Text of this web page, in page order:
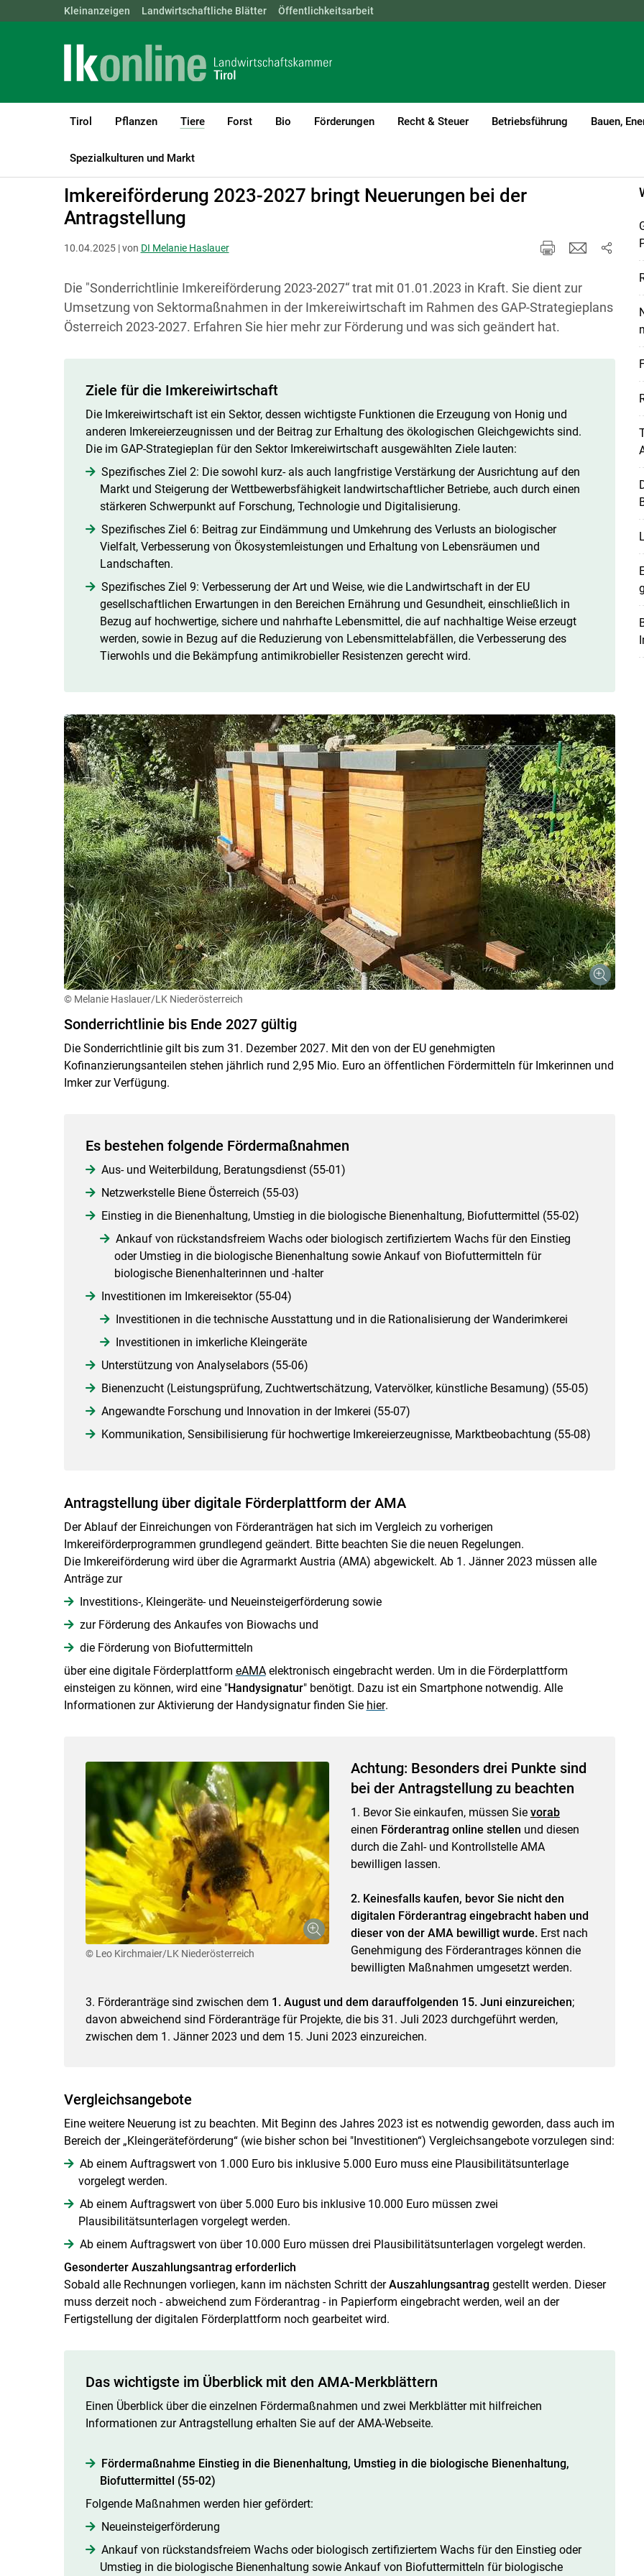
Skip to main content
Landwirtschaftskammern: ÖSTERREICH BGLD KTN NÖ OÖ
Kleinanzeigen Landwirtschaftliche Blätter Öffentlichkeitsarbeit
Tirol Pflanzen Tiere
(current)1
Forst Bio Förderungen Recht & Steuer Betriebsführung Bauen,
Spezialkulturen und Markt
LK Tirol Tiere Bienen
Imkereiförderung 2023-2027 bringt Neuerungen bei der
Antragstellung
10.04.2025 | von DI Melanie Haslauer
Die "Sonderrichtlinie Imkereiförderung 2023-2027“ trat mit 01.01.2023 in Kraft. Sie dient zur
Umsetzung von Sektormaßnahmen in der Imkereiwirtschaft im Rahmen des GAP-Strategieplans
Österreich 2023-2027. Erfahren Sie hier mehr zur Förderung und was sich geändert hat.
Ziele für die Imkereiwirtschaft
Die Imkereiwirtschaft ist ein Sektor, dessen wichtigste Funktionen die Erzeugung von Honig und
anderen Imkereierzeugnissen und der Beitrag zur Erhaltung des ökologischen Gleichgewichts sind.
Die im GAP-Strategieplan für den Sektor Imkereiwirtschaft ausgewählten Ziele lauten:
Spezifisches Ziel 2: Die sowohl kurz- als auch langfristige Verstärkung der Ausrichtung auf den
Markt und Steigerung der Wettbewerbsfähigkeit landwirtschaftlicher Betriebe, auch durch einen
stärkeren Schwerpunkt auf Forschung, Technologie und Digitalisierung.
Spezifisches Ziel 6: Beitrag zur Eindämmung und Umkehrung des Verlusts an biologischer
Vielfalt, Verbesserung von Ökosystemleistungen und Erhaltung von Lebensräumen und
Landschaften.
Spezifisches Ziel 9: Verbesserung der Art und Weise, wie die Landwirtschaft in der EU
gesellschaftlichen Erwartungen in den Bereichen Ernährung und Gesundheit, einschließlich in
Bezug auf hochwertige, sichere und nahrhafte Lebensmittel, die auf nachhaltige Weise erzeugt
werden, sowie in Bezug auf die Reduzierung von Lebensmittelabfällen, die Verbesserung des
Tierwohls und die Bekämpfung antimikrobieller Resistenzen gerecht wird.
© Melanie Haslauer/LK Niederösterreich
Sonderrichtlinie bis Ende 2027 gültig
Die Sonderrichtlinie gilt bis zum 31. Dezember 2027. Mit den von der EU genehmigten
Kofinanzierungsanteilen stehen jährlich rund 2,95 Mio. Euro an öffentlichen Fördermitteln für Imkerinnen und
Imker zur Verfügung.
Es bestehen folgende Fördermaßnahmen
Aus- und Weiterbildung, Beratungsdienst (55-01)
Netzwerkstelle Biene Österreich (55-03)
Einstieg in die Bienenhaltung, Umstieg in die biologische Bienenhaltung, Biofuttermittel (55-02)
Ankauf von rückstandsfreiem Wachs oder biologisch zertifiziertem Wachs für den Einstieg
oder Umstieg in die biologische Bienenhaltung sowie Ankauf von Biofuttermitteln für
biologische Bienenhalterinnen und -halter
Investitionen im Imkereisektor (55-04)
Investitionen in die technische Ausstattung und in die Rationalisierung der Wanderimkerei
Investitionen in imkerliche Kleingeräte
Unterstützung von Analyselabors (55-06)
Bienenzucht (Leistungsprüfung, Zuchtwertschätzung, Vatervölker, künstliche Besamung) (55-05)
Angewandte Forschung und Innovation in der Imkerei (55-07)
Kommunikation, Sensibilisierung für hochwertige Imkereierzeugnisse, Marktbeobachtung (55-08)
Antragstellung über digitale Förderplattform der AMA
Der Ablauf der Einreichungen von Förderanträgen hat sich im Vergleich zu vorherigen
Imkereiförderprogrammen grundlegend geändert. Bitte beachten Sie die neuen Regelungen.
Die Imkereiförderung wird über die Agrarmarkt Austria (AMA) abgewickelt. Ab 1. Jänner 2023 müssen alle
Anträge zur
Investitions-, Kleingeräte- und Neueinsteigerförderung sowie
zur Förderung des Ankaufes von Biowachs und
die Förderung von Biofuttermitteln
über eine digitale Förderplattform eAMAelektronisch eingebracht werden. Um in die Förderplattform
einsteigen zu können, wird eine "Handysignatur" benötigt. Dazu ist ein Smartphone notwendig. Alle
Informationen zur Aktivierung der Handysignatur finden Sie hier.
© Leo Kirchmaier/LK Niederösterreich
Achtung: Besonders drei Punkte sind
bei der Antragstellung zu beachten
1. Bevor Sie einkaufen, müssen Sie vorab
einen Förderantrag online stellen und diesen
durch die Zahl- und Kontrollstelle AMA
bewilligen lassen.
2. Keinesfalls kaufen, bevor Sie nicht den
digitalen Förderantrag eingebracht haben und
dieser von der AMA bewilligt wurde. Erst nach
Genehmigung des Förderantrages können die
bewilligten Maßnahmen umgesetzt werden.
3. Förderanträge sind zwischen dem 1. August und dem darauffolgenden 15. Juni einzureichen;
davon abweichend sind Förderanträge für Projekte, die bis 31. Juli 2023 durchgeführt werden,
zwischen dem 1. Jänner 2023 und dem 15. Juni 2023 einzureichen.
Vergleichsangebote
Eine weitere Neuerung ist zu beachten. Mit Beginn des Jahres 2023 ist es notwendig geworden, dass auch im
Bereich der „Kleingeräteförderung“ (wie bisher schon bei "Investitionen“) Vergleichsangebote vorzulegen sind:
Ab einem Auftragswert von 1.000 Euro bis inklusive 5.000 Euro muss eine Plausibilitätsunterlage
vorgelegt werden.
Ab einem Auftragswert von über 5.000 Euro bis inklusive 10.000 Euro müssen zwei
Plausibilitätsunterlagen vorgelegt werden.
Ab einem Auftragswert von über 10.000 Euro müssen drei Plausibilitätsunterlagen vorgelegt werden.
Gesonderter Auszahlungsantrag erforderlich
Sobald alle Rechnungen vorliegen, kann im nächsten Schritt derAuszahlungsantraggestellt werden. Dieser
muss derzeit noch - abweichend zum Förderantrag - in Papierform eingebracht werden, weil an der
Fertigstellung der digitalen Förderplattform noch gearbeitet wird.
Das wichtigste im Überblick mit den AMA-Merkblättern
Einen Überblick über die einzelnen Fördermaßnahmen und zwei Merkblätter mit hilfreichen
Informationen zur Antragstellung erhalten Sie auf der AMA-Webseite.
Fördermaßnahme Einstieg in die Bienenhaltung, Umstieg in die biologische Bienenhaltung,
Biofuttermittel (55-02)
Folgende Maßnahmen werden hier gefördert:
Neueinsteigerförderung
Ankauf von rückstandsfreiem Wachs oder biologisch zertifiziertem Wachs für den Einstieg oder
Umstieg in die biologische Bienenhaltung sowie Ankauf von Biofuttermitteln für biologische